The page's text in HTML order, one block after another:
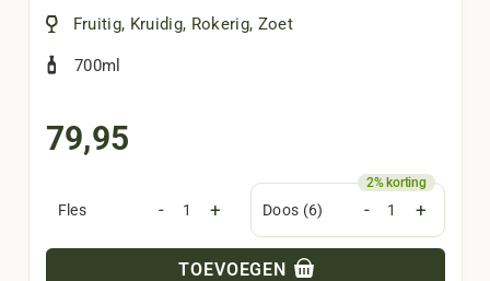
Fruitig, Kruidig, Rokerig, Zoet
700ml
79,95
Fles - + Doos (6) - +
TOEVOEGEN